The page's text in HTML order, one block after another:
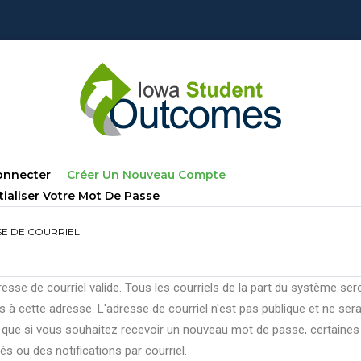
Créer Un Nouveau Compte
Votre Mot De Passe
DE COURRIEL
de courriel valide. Tous les courriels de la part du système
à cette adresse. L'adresse de courriel n'est pas publique et ne sera
si vous souhaitez recevoir un nouveau mot de passe, certaines
ou des notifications par courriel.